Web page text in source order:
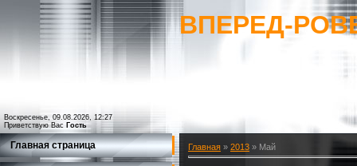
Воскресенье, 09.08.2026, 12:27
Приветствую Вас Гость
ВПЕРЕД-
Главная страница Главная » 2013 » Май